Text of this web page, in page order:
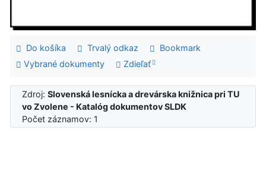
Do košíka Trvalý odkaz
Bookmark
Vybrané dokumenty
Zdieľať
Zdroj:Slovenská lesnícka a drevárska knižnica pri TU
vo Zvolene - Katalóg dokumentov SLDK
Počet záznamov: 1